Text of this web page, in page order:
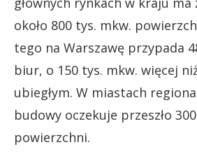
około 800 tys. mkw.
tego na Warszawę przypada
biur, o 150 tys. mkw. więcej
ubiegłym. W miastach
budowy oczekuje przeszło
powierzchni.